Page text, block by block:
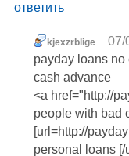
ответить
kjexzrblige
07/
payday loans no
cash advance
<a href="http://
people with bad
[url=http://
personal loans [/